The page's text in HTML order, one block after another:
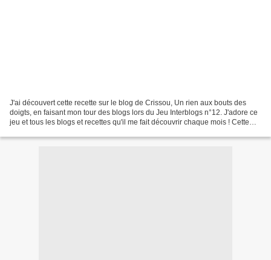
J'ai découvert cette recette sur le blog de Crissou, Un rien aux bouts des
doigts, en faisant mon tour des blogs lors du Jeu Interblogs n°12. J'adore ce
jeu et tous les blogs et recettes qu'il me fait découvrir chaque mois ! Cette